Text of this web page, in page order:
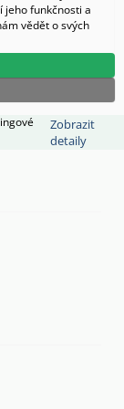
jeho funkčnosti a
vědět o svých
Zobrazit
detaily